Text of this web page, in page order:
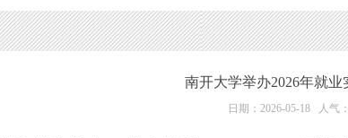
南开大学举办2026年就业
日期：2026-05-18 人气